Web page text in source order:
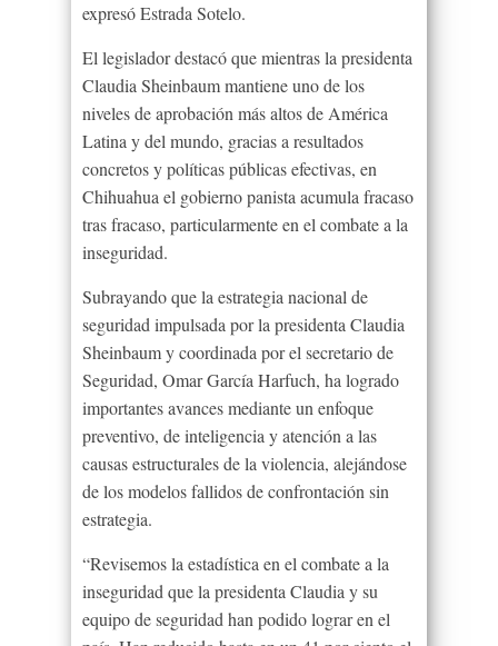
expresó Estrada Sotelo.
El legislador destacó que mientras la presidenta
Claudia Sheinbaum mantiene uno de los
niveles de aprobación más altos de América
Latina y del mundo, gracias a resultados
concretos y políticas públicas efectivas, en
Chihuahua el gobierno panista acumula fracaso
tras fracaso, particularmente en el combate a la
inseguridad.
Subrayando que la estrategia nacional de
seguridad impulsada por la presidenta Claudia
Sheinbaum y coordinada por el secretario de
Seguridad, Omar García Harfuch, ha logrado
importantes avances mediante un enfoque
preventivo, de inteligencia y atención a las
causas estructurales de la violencia, alejándose
de los modelos fallidos de confrontación sin
estrategia.
“Revisemos la estadística en el combate a la
inseguridad que la presidenta Claudia y su
equipo de seguridad han podido lograr en el